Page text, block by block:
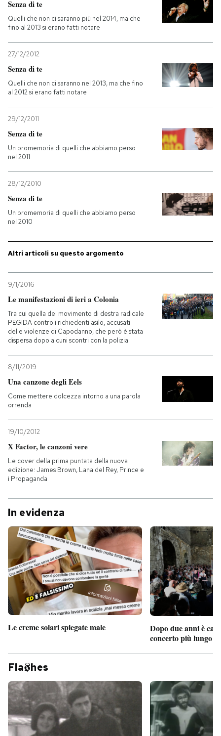
Senza di te
Quelli che non ci saranno più nel 2014, ma che
fino al 2013 si erano fatti notare
27/12/2012
Senza di te
Quelli che non ci saranno nel 2013, ma che fino
al 2012 si erano fatti notare
29/12/2011
Senza di te
Un promemoria di quelli che abbiamo perso
nel 2011
28/12/2010
Senza di te
Un promemoria di quelli che abbiamo perso
nel 2010
Altri articoli su questo argomento
9/1/2016
Le manifestazioni di ieri a Colonia
Tra cui quella del movimento di destra radicale
PEGIDA contro i richiedenti asilo, accusati
delle violenze di Capodanno, che però è stata
dispersa dopo alcuni scontri con la polizia
8/11/2019
Una canzone degli Eels
Come mettere dolcezza intorno a una parola
orrenda
19/10/2012
X Factor, le canzoni vere
Le cover della prima puntata della nuova
edizione: James Brown, Lana del Rey, Prince e
i Propaganda
In evidenza
Le creme solari spiegate male
Dopo due anni è
concerto più lungo
Fla hes